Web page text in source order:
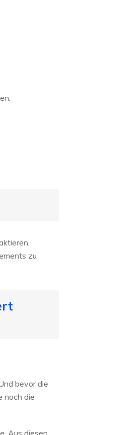
zu
bevor die
noch die
Aus diesen